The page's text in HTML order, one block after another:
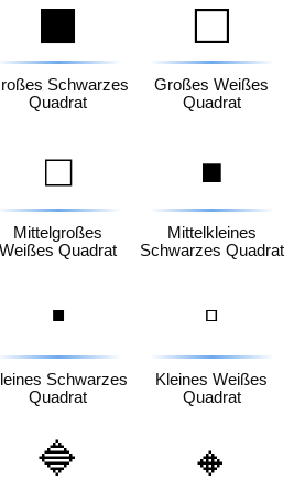
Schwarzes
Quadrat
⬜
Großes Weißes
Quadrat
◻️
Mittelgroßes
Weißes Quadrat
◾
Mittelkleines
Schwarzes Quadrat
▪️
Schwarzes
Quadrat
▫️
Kleines Weißes
Quadrat
🔷 🔸